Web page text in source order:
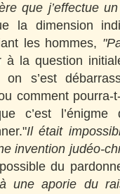
que j’effectue
la dimension
les hommes,
la question
s’est
comment pourra-
c’est
Il était
invention judéo-
du
à une aporie du